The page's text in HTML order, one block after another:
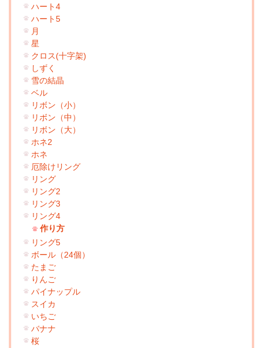
ハート4
ハート5
月
星
クロス(十字架)
しずく
雪の結晶
ベル
リボン（小）
リボン（中）
リボン（大）
ホネ2
ホネ
厄除けリング
リング
リング2
リング3
リング4
作り方
リング5
ボール（24個）
たまご
りんご
パイナップル
スイカ
いちご
バナナ
桜